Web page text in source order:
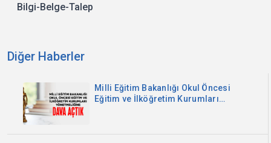
Bilgi-Belge-Talep
Diğer Haberler
Milli Eğitim Bakanlığı Okul Öncesi
Eğitim ve İlköğretim Kurumları